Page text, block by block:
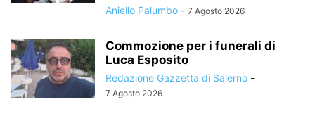
Aniello Palumbo - 7 Agosto 2026
Commozione per i funerali di
Luca Esposito
Redazione Gazzetta di Salerno -
7 Agosto 2026